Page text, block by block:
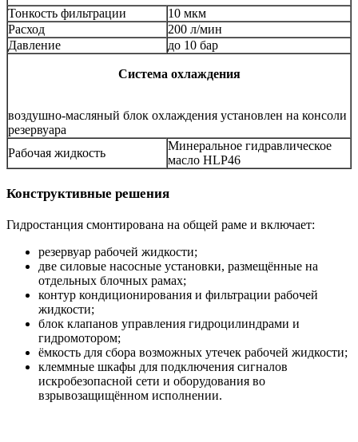
Тонкость фильтрации
10 мкм
Расход
200 л/мин
Давление
до 10 бар
Система охлаждения
воздушно-масляный блок охлаждения установлен на консоли
резервуара
Рабочая жидкость
Минеральное гидравлическое
масло HLP46
Конструктивные решения
Гидростанция смонтирована на общей раме и включает:
резервуар рабочей жидкости;
две силовые насосные установки, размещённые на
отдельных блочных рамах;
контур кондиционирования и фильтрации рабочей
жидкости;
блок клапанов управления гидроцилиндрами и
гидромотором;
ёмкость для сбора возможных утечек рабочей жидкости;
клеммные шкафы для подключения сигналов
искробезопасной сети и оборудования во
взрывозащищённом исполнении.